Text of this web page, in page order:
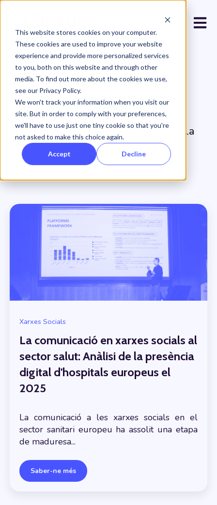
This website stores cookies on your computer.
These cookies are used to improve your website
experience and provide more personalized services
to you, both on this website and through other
media. To find out more about the cookies we use,
see our Privacy Policy.
We won't track your information when you visit our
site. But in order to comply with your preferences,
we'll have to use just one tiny cookie so that you're
not asked to make this choice again.
Accept Decline
Blog
Tot el que necessites saber sobre la
comunicació online.
Xarxes Socials
La comunicació en xarxes socials al
sector salut: Anàlisi de la presència
digital d'hospitals europeus el
2025
La comunicació a les xarxes socials en el
sector sanitari europeu ha assolit una etapa
de maduresa...
Saber-ne més